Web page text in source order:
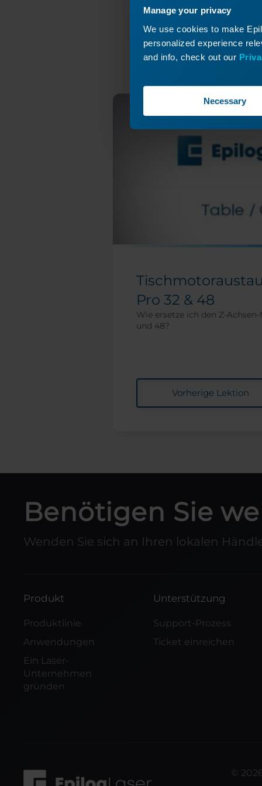
Manage your privacy
We use cookies to make
personalized experience
and info, check out our
Necessary
Pro 32 & 48
Wie ersetze ich den Z-
und 48?
Vorherige Lektion
Benötigen Sie
Wenden Sie sich an Ihren lokalen
Produkt
Produktlinie
Anwendungen
Ein Laser-
Unternehmen
gründen
Unterstützung
Support-Prozess
Ticket einreichen
©